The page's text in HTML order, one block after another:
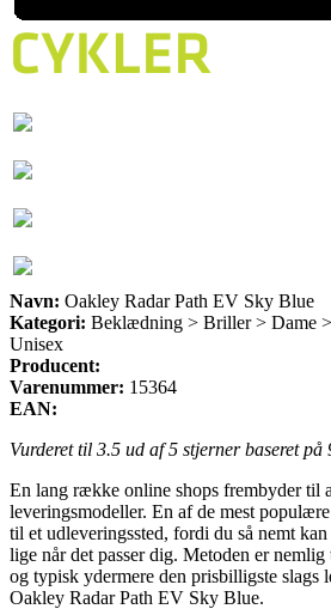
Navn: Oakley Radar Path EV Sky Blue
Kategori: Beklædning > Briller > Dame
Unisex
Producent:
Varenummer: 15364
EAN:
Vurderet til 3.5 ud af 5 stjerner baseret på
En lang række online shops frembyder til
leveringsmodeller. En af de mest
til et udleveringssted, fordi du så nemt
lige når det passer dig. Metoden er
og typisk ydermere den prisbilligste slags
Oakley Radar Path EV Sky Blue.